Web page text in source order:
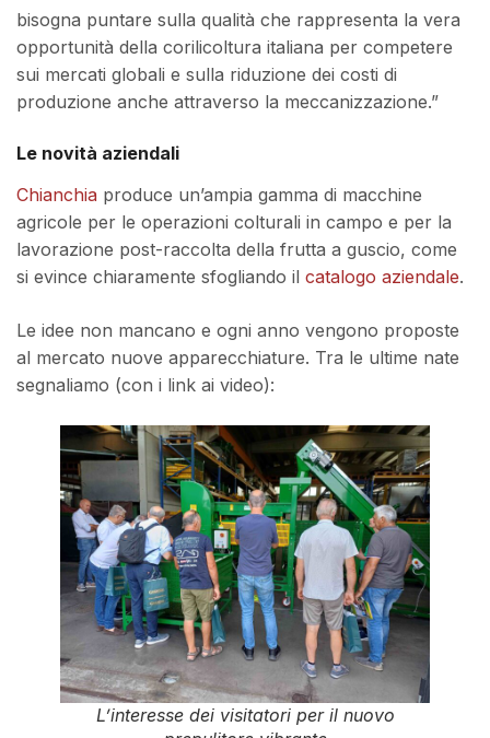
bisogna puntare sulla qualità che rappresenta la vera
opportunità della corilicoltura italiana per competere
sui mercati globali e sulla riduzione dei costi di
produzione anche attraverso la meccanizzazione.”
Le novità aziendali
Chianchia produce un’ampia gamma di macchine
agricole per le operazioni colturali in campo e per la
lavorazione post-raccolta della frutta a guscio, come
si evince chiaramente sfogliando il catalogo aziendale.
Le idee non mancano e ogni anno vengono proposte
al mercato nuove apparecchiature. Tra le ultime nate
segnaliamo (con i link ai video):
L’interesse dei visitatori per il nuovo